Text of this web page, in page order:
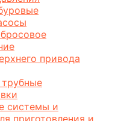
привода
системы и
приготовления и